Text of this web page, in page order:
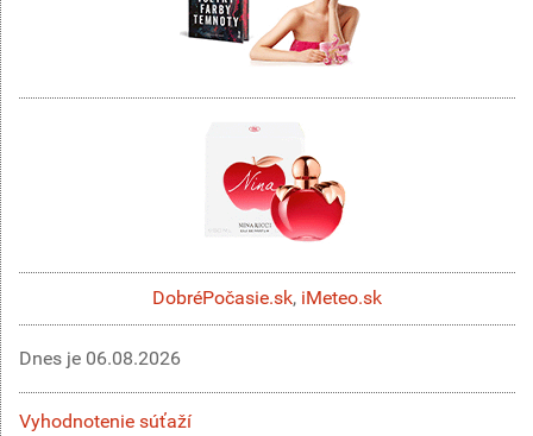
DobréPočasie.sk, iMeteo.sk
Dnes je 06.08.2026
Vyhodnotenie súťaží